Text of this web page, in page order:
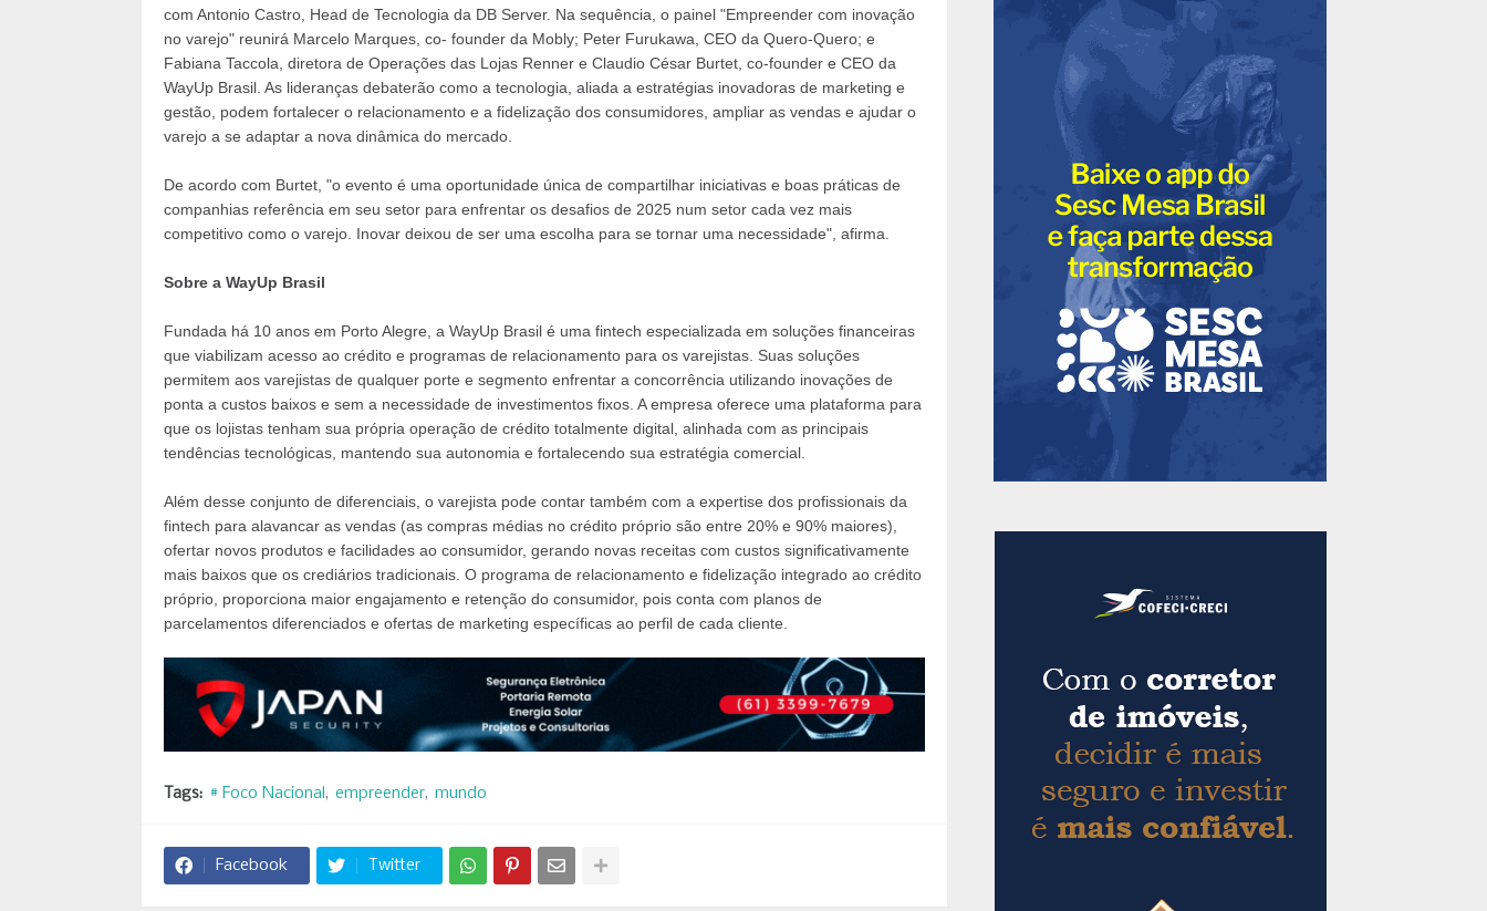
com Antonio Castro, Head de Tecnologia da DB Server. Na sequência, o painel "Empreender com inovação
no varejo" reunirá Marcelo Marques, co- founder da Mobly; Peter Furukawa, CEO da Quero-Quero; e
Fabiana Taccola, diretora de Operações das Lojas Renner e Claudio César Burtet, co-founder e CEO da
WayUp Brasil. As lideranças debaterão como a tecnologia, aliada a estratégias inovadoras de marketing e
gestão, podem fortalecer o relacionamento e a fidelização dos consumidores, ampliar as vendas e ajudar o
varejo a se adaptar a nova dinâmica do mercado.
De acordo com Burtet, "o evento é uma oportunidade única de compartilhar iniciativas e boas práticas de
companhias referência em seu setor para enfrentar os desafios de 2025 num setor cada vez mais
competitivo como o varejo. Inovar deixou de ser uma escolha para se tornar uma necessidade", afirma.
Sobre a WayUp Brasil
Fundada há 10 anos em Porto Alegre, a WayUp Brasil é uma fintech especializada em soluções financeiras
que viabilizam acesso ao crédito e programas de relacionamento para os varejistas. Suas soluções
permitem aos varejistas de qualquer porte e segmento enfrentar a concorrência utilizando inovações de
ponta a custos baixos e sem a necessidade de investimentos fixos. A empresa oferece uma plataforma para
que os lojistas tenham sua própria operação de crédito totalmente digital, alinhada com as principais
tendências tecnológicas, mantendo sua autonomia e fortalecendo sua estratégia comercial.
Além desse conjunto de diferenciais, o varejista pode contar também com a expertise dos profissionais da
fintech para alavancar as vendas (as compras médias no crédito próprio são entre 20% e 90% maiores),
ofertar novos produtos e facilidades ao consumidor, gerando novas receitas com custos significativamente
mais baixos que os crediários tradicionais. O programa de relacionamento e fidelização integrado ao crédito
próprio, proporciona maior engajamento e retenção do consumidor, pois conta com planos de
parcelamentos diferenciados e ofertas de marketing específicas ao perfil de cada cliente.
Tags: # Foco Nacional empreender mundo
Facebook Twitter